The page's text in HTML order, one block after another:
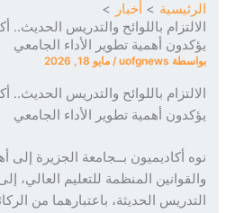
أخبار
باللوائح والتدريس الحديث..
أهمية تطوير الأداء الجامعي
uofgnews
/مايو 18, 2026
باللوائح والتدريس الحديث..
أهمية تطوير الأداء الجامعي
أكاديميون بــجامعة الجزيرة إلى أهمية
المنظمة للتعليم العالي، إلى
الحديثة، باعتبارهما من الركائز